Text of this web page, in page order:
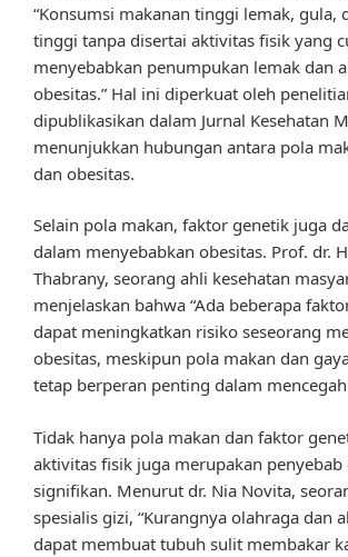
“Konsumsi makanan tinggi lemak, gula,
tinggi tanpa disertai aktivitas fisik yang
menyebabkan penumpukan lemak dan
obesitas.” Hal ini diperkuat oleh
dipublikasikan dalam Jurnal Kesehatan
menunjukkan hubungan antara pola
dan obesitas.
Selain pola makan, faktor genetik juga
dalam menyebabkan obesitas. Prof. dr.
Thabrany, seorang ahli kesehatan
menjelaskan bahwa “Ada beberapa
dapat meningkatkan risiko seseorang
obesitas, meskipun pola makan dan
tetap berperan penting dalam
Tidak hanya pola makan dan faktor
aktivitas fisik juga merupakan penyebab
signifikan. Menurut dr. Nia Novita,
spesialis gizi, “Kurangnya olahraga dan
dapat membuat tubuh sulit membakar